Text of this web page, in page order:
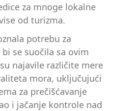
za mnoge lokalne
od turizma.
potrebu za
se suočila sa ovim
najavile različite mere
mora, uključujući
za prečišćavanje
i jačanje kontrole nad